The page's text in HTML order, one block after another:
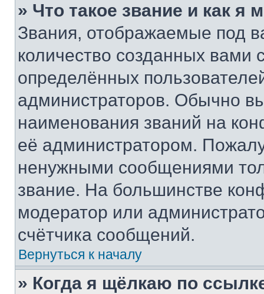
» Что такое звание и как я
Звания, отображаемые под
количество созданных
определённых
администраторов. Обычно
наименования званий на
её администратором.
ненужными сообщениями
звание. На большинстве
модератор или
счётчика сообщений.
Вернуться к началу
» Когда я щёлкаю по